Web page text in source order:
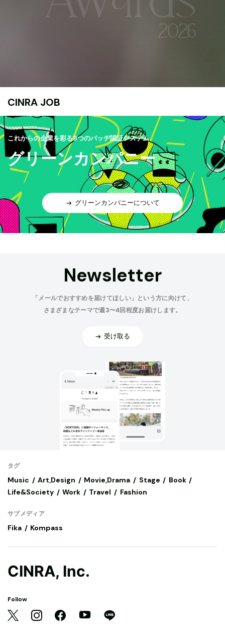
CINRA JOB
これからの企業を彩る9つのバッヂ認証システム
グリーンカンパニー
グリーンカンパニーについて
Newsletter
「メールでおすすめを届けてほしい」という方に向けて、
さまざまなテーマで週3〜4回程度お届けします。
受け取る
タグ
Music Art,Design Movie,Drama Stage
Book
Life&Society
Work Travel Fashion
サブメディア
Fika Kompass
CINRA, Inc.
Follow